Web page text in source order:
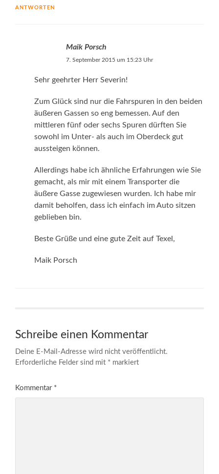
ANTWORTEN
Maik Porsch
7. September 2015 um 15:23 Uhr
Sehr geehrter Herr Severin!
Zum Glück sind nur die Fahrspuren in den beiden
äußeren Gassen so eng bemessen. Auf den
mittleren fünf oder sechs Spuren dürften Sie
sowohl im Unter- als auch im Oberdeck gut
aussteigen können.
Allerdings habe ich ähnliche Erfahrungen wie Sie
gemacht, als mir mit einem Transporter die
äußere Gasse zugewiesen wurden. Ich habe mir
damit beholfen, dass ich einfach im Auto sitzen
geblieben bin.
Beste Grüße und eine gute Zeit auf Texel,
Maik Porsch
Schreibe einen Kommentar
Deine E-Mail-Adresse wird nicht veröffentlicht.
Erforderliche Felder sind mit * markiert
Kommentar *